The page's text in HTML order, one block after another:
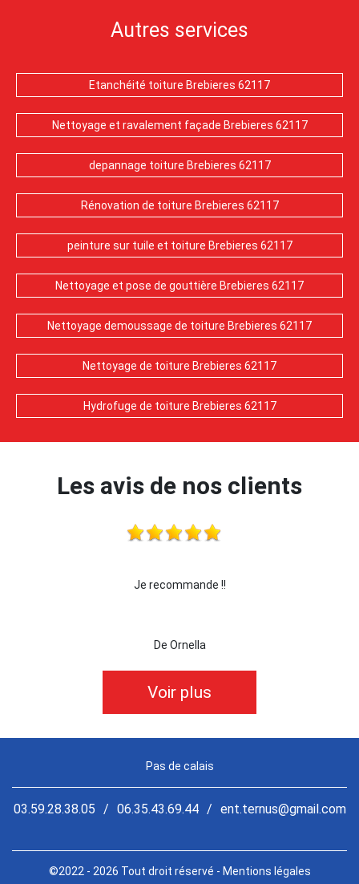
Autres services
Etanchéité toiture Brebieres 62117
Nettoyage et ravalement façade Brebieres 62117
depannage toiture Brebieres 62117
Rénovation de toiture Brebieres 62117
peinture sur tuile et toiture Brebieres 62117
Nettoyage et pose de gouttière Brebieres 62117
Nettoyage demoussage de toiture Brebieres 62117
Nettoyage de toiture Brebieres 62117
Hydrofuge de toiture Brebieres 62117
Les avis de nos clients
je recommande cette entreprise les yeux
Voir plus
Pas de calais
03.59.28.38.05 / 06.35.43.69.44 / ent.ternus@gmail.com
©2022 - 2026 Tout droit réservé - Mentions légales